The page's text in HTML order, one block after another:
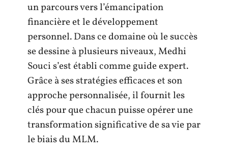
un parcours vers l’émancipation
financière et le développement
personnel. Dans ce domaine où le succès
se dessine à plusieurs niveaux, Medhi
Souci s’est établi comme guide expert.
Grâce à ses stratégies efficaces et son
approche personnalisée, il fournit les
clés pour que chacun puisse opérer une
transformation significative de sa vie par
le biais du MLM.